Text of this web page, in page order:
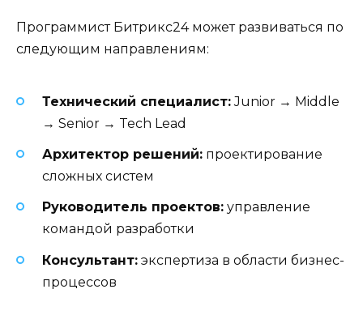
Программист Битрикс24 может развиваться по
следующим направлениям:
Технический специалист:Junior → Middle
→ Senior → Tech Lead
Архитектор решений: проектирование
сложных систем
Руководитель проектов: управление
командой разработки
Консультант: экспертиза в области бизнес-
процессов